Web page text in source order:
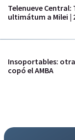
Telenueve Central:
ultimátum a Milei |
Insoportables:
copó el AMBA